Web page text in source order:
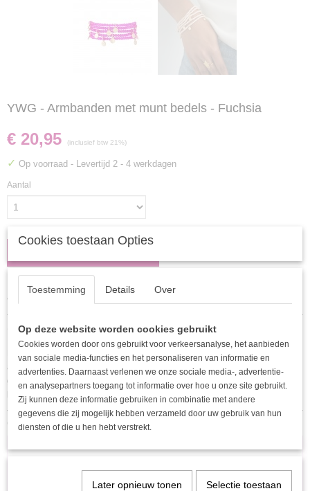
YWG - Armbanden met munt bedels - Fuchsia
€ 20,95 (inclusief btw 21%)
✓ Op voorraad - Levertijd 2 - 4 werkdagen
Aantal
Specificaties
8720994044737
Omschrijving
Hoe schattig is deze armband? Een echte must-have voor jouw collectie! De
armband bevat vier lagen met munt bedels er aan en is perfect voor dagelijks
gebruik. De armband is verkrijgbaar in verschillende kleuren. Wacht niet
langer en bestel deze armband bij She life style!
Ook interessant
Cookies toestaan Opties
Toestemming Details Over
Op deze website worden cookies gebruikt
Cookies worden door ons gebruikt voor verkeersanalyse, het aanbieden
van sociale media-functies en het personaliseren van informatie en
advertenties. Daarnaast verlenen we onze sociale media-, advertentie-
en analysepartners toegang tot informatie over hoe u onze site gebruikt.
Zij kunnen deze informatie gebruiken in combinatie met andere
gegevens die zij mogelijk hebben verzameld door uw gebruik van hun
diensten of die u hen hebt verstrekt.
Later opnieuw tonen Selectie toestaan